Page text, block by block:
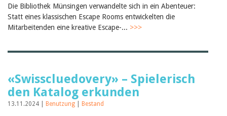
Die Bibliothek Münsingen verwandelte sich in ein Abenteuer:
Statt eines klassischen Escape Rooms entwickelten die
Mitarbeitenden eine kreative Escape-... >>>
«Swisscluedovery» – Spielerisch
den Katalog erkunden
13.11.2024 | Benutzung Bestand